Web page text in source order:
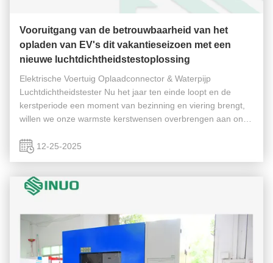
Vooruitgang van de betrouwbaarheid van het
opladen van EV's dit vakantieseizoen met een
nieuwe luchtdichtheidstestoplossing
Elektrische Voertuig Oplaadconnector & Waterpijp
Luchtdichtheidstester Nu het jaar ten einde loopt en de
kerstperiode een moment van bezinning en viering brengt,
willen we onze warmste kerstwensen overbrengen aan onze
wereld. Wij danken u ...
12-25-2025